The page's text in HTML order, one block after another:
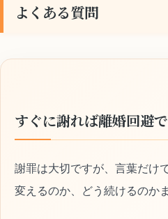
よくある質問
すぐに謝れば離婚回避
謝罪は大切ですが、言葉だけ
変えるのか、どう続けるのか